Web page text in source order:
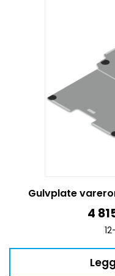
Gulvplate
4